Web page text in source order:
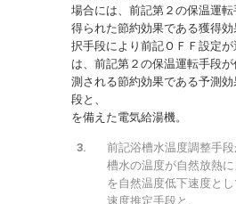
場合には、前記第２の保温運
得られた節約効果である獲得
択手段により前記ＯＦＦ設定
は、前記第２の保温運転手段
測される節約効果である予測
段と、
を備えた電気給湯機。
前記浴槽水温度調整手
槽水の温度が自然放熱
を自然温度低下速度と
速度推定手段と、